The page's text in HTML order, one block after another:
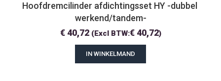
Hoofdremcilinder afdichtingsset HY -dubbel
werkend/tandem-
€40,72 (Excl BTW:€40,72)
IN WINKELMAND